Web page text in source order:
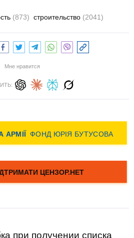
(873) строительство (2041)
Мне нравится
при получении списка